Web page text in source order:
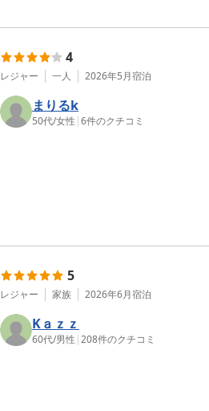
4
レジャー 一人 2026年5月宿泊
まりるk
50代/女性 |6件のクチコミ
5
レジャー 家族 2026年6月宿泊
Kａｚｚ
60代/男性 |208件のクチコミ